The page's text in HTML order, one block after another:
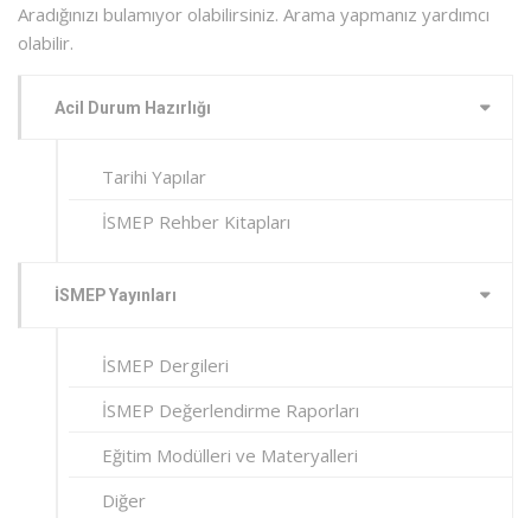
Aradığınızı bulamıyor olabilirsiniz. Arama yapmanız yardımcı
olabilir.
Acil Durum Hazırlığı
Tarihi Yapılar
İSMEP Rehber Kitapları
İSMEP Yayınları
İSMEP Dergileri
İSMEP Değerlendirme Raporları
Eğitim Modülleri ve Materyalleri
Diğer